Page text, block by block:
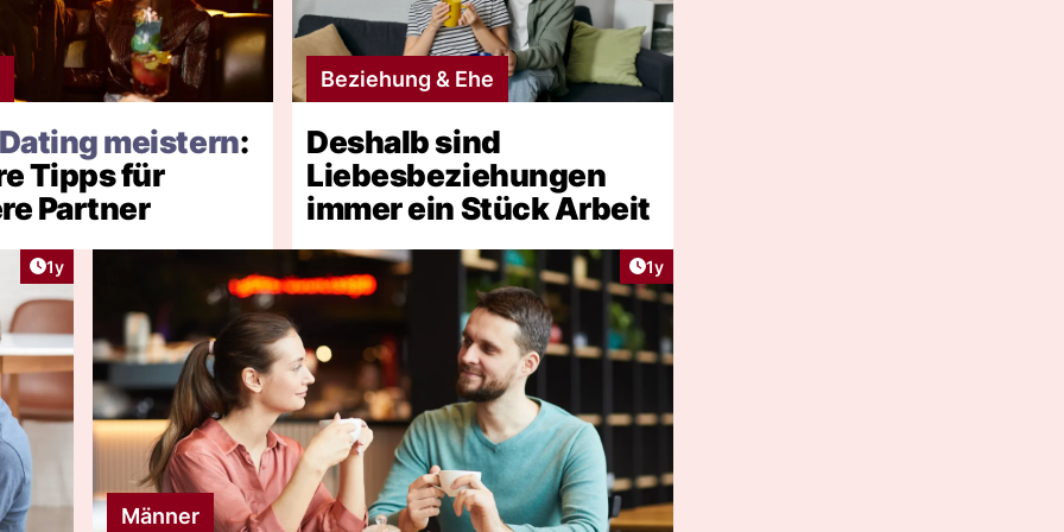
meistern:
Tipps für
Partner
Beziehung & Ehe
Deshalb sind
Liebesbeziehungen
immer ein Stück Arbeit
Artikel veröffentlicht:
1y Artikel veröffentlicht:
1y
Männer